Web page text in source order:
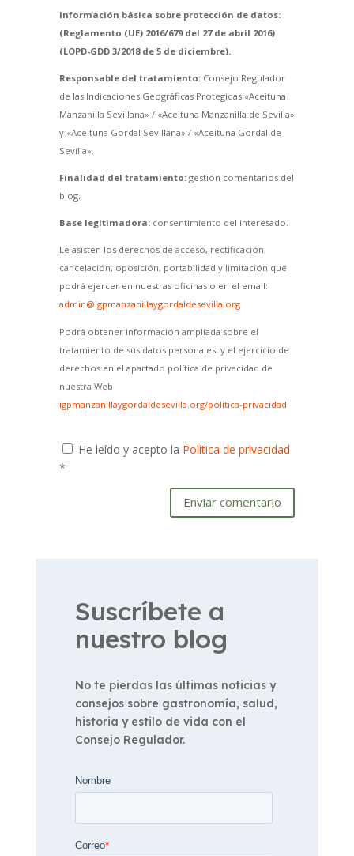
Información básica sobre protección de datos:
(Reglamento (UE) 2016/679 del 27 de abril 2016)
(LOPD-GDD 3/2018 de 5 de diciembre).
Responsable del tratamiento:Consejo Regulador
de las Indicaciones Geográficas Protegidas «Aceituna
Manzanilla Sevillana» / «Aceituna Manzanilla de Sevilla»
y «Aceituna Gordal Sevillana» / «Aceituna Gordal de
Sevilla».
Finalidad del tratamiento:gestión comentarios del
blog.
Base legitimadora:consentimiento del interesado.
Le asisten los derechos de acceso, rectificación,
cancelación, oposición, portabilidad y limitación que
podrá ejercer en nuestras oficinas o en el email:
admin@igpmanzanillaygordaldesevilla.org
Podrá obtener información ampliada sobre el
tratamiento de sus datos personales y el ejercicio de
derechos en el apartado política de privacidad de
nuestra Web
igpmanzanillaygordaldesevilla.org/politica-privacidad
He leído y acepto la Política de privacidad
*
Enviar comentario
Suscríbete a
nuestro blog
No te pierdas las últimas noticias y
consejos sobre gastronomía, salud,
historia y estilo de vida con el
Consejo Regulador.